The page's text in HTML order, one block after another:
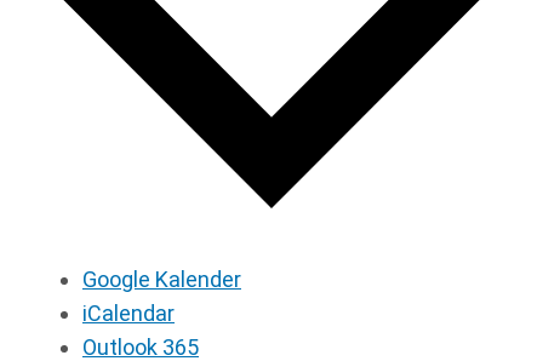
Google Kalender
iCalendar
Outlook 365